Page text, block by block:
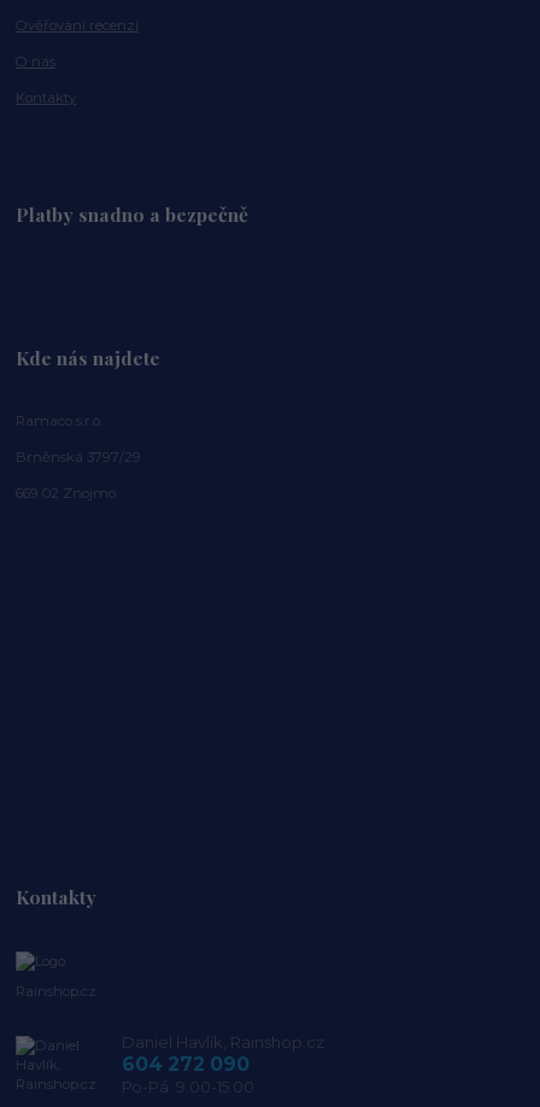
Ověřování recenzí
O nás
Kontakty
Platby snadno a bezpečně
Kde nás najdete
Ramaco s.r.o.
Brněnská 3797/29
669 02 Znojmo
Kontakty
Rainshop.cz
Daniel Havlík, Rainshop.cz
604 272 090
Po-Pá: 9.00-15.00